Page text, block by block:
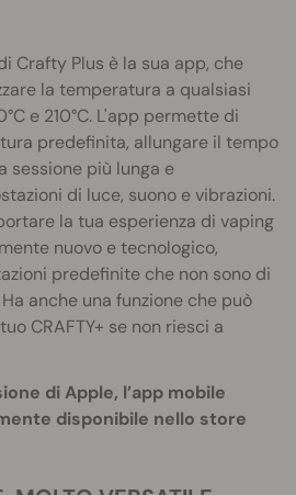
Crafty Plus è la sua app, che
la temperatura a qualsiasi
e 210°C. L'app permette di
predefinita, allungare il tempo
sessione più lunga e
di luce, suono e vibrazioni.
la tua esperienza di vaping
nuovo e tecnologico,
predefinite che non sono di
anche una funzione che può
CRAFTY+ se non riesci a
di Apple, l’app mobile
disponibile nello store